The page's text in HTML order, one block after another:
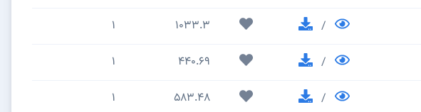
/
1033.3
1
/
440.69
1
/
583.48
1